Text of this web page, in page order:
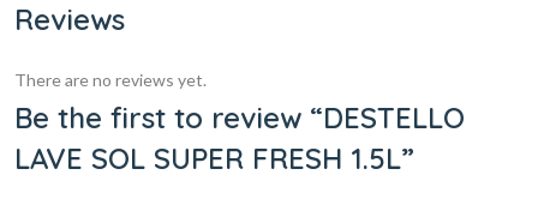
Reviews
There are no reviews yet.
Be the first to review “DESTELLO
LAVE SOL SUPER FRESH 1.5L”